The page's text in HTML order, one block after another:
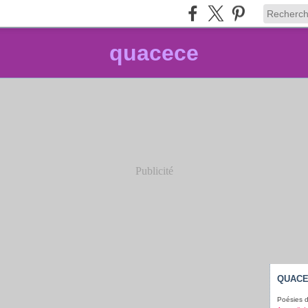
quacece
Publicité
Poésies